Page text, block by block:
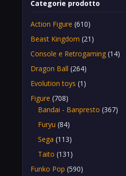
Categorie prodotto
Action Figure (610)
Beast Kingdom (21)
Console e Retrogaming (14)
Dragon Ball (264)
Evolution toys (1)
Figure (708)
Bandai - Banpresto (367)
Furyu (84)
Sega (113)
Taito (131)
Funko Pop (590)